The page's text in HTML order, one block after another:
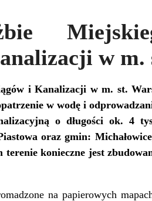
w m.
i Kanalizacji w m. st.
w wodę i
o długości ok. 4
oraz gmin:
konieczne jest
na papierowych